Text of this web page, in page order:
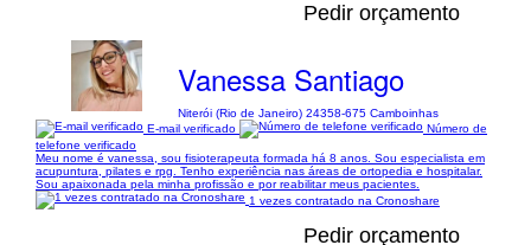
Pedir orçamento
Vanessa Santiago
Niterói (Rio de Janeiro) 24358-675 Camboinhas
E-mail verificado
Número de
telefone verificado
Meu nome é vanessa, sou fisioterapeuta formada há 8 anos. Sou especialista em
acupuntura, pilates e rpg. Tenho experiência nas áreas de ortopedia e hospitalar.
Sou apaixonada pela minha profissão e por reabilitar meus pacientes.
1 vezes contratado na Cronoshare
Pedir orçamento